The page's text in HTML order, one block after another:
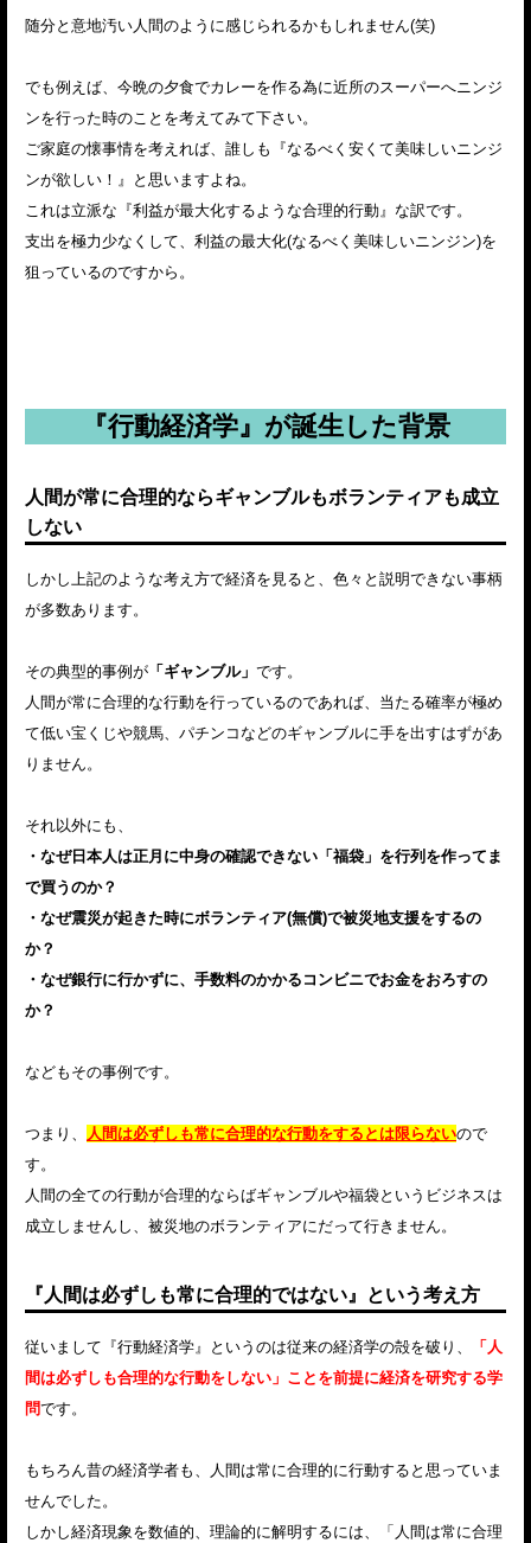
随分と意地汚い人間のように感じられるかもしれません(笑)
でも例えば、今晩の夕食でカレーを作る為に近所のスーパーへニンジ
ンを行った時のことを考えてみて下さい。
ご家庭の懐事情を考えれば、誰しも『なるべく安くて美味しいニンジ
ンが欲しい！』と思いますよね。
これは立派な『利益が最大化するような合理的行動』な訳です。
支出を極力少なくして、利益の最大化(なるべく美味しいニンジン)を
狙っているのですから。
『行動経済学』が誕生した背景
人間が常に合理的ならギャンブルもボランティアも成立
しない
しかし上記のような考え方で経済を見ると、色々と説明できない事柄
が多数あります。
その典型的事例が 「ギャンブル」 です。
人間が常に合理的な行動を行っているのであれば、当たる確率が極め
て低い宝くじや競馬、パチンコなどのギャンブルに手を出すはずがあ
りません。
それ以外にも、
・なぜ日本人は正月に中身の確認できない「福袋」を行列を作ってま
で買うのか？
・なぜ震災が起きた時にボランティア(無償)で被災地支援をするの
か？
・なぜ銀行に行かずに、手数料のかかるコンビニでお金をおろすの
か？
などもその事例です。
つまり、 人間は必ずしも常に合理的な行動をするとは限らないので
す。
人間の全ての行動が合理的ならばギャンブルや福袋というビジネスは
成立しませんし、被災地のボランティアにだって行きません。
『人間は必ずしも常に合理的ではない』という考え方
従いまして『行動経済学』というのは従来の経済学の殻を破り、
「人
間は必ずしも合理的な行動をしない」ことを前提に経済を研究する学
問です。
もちろん昔の経済学者も、人間は常に合理的に行動すると思っていま
せんでした。
しかし経済現象を数値的、理論的に解明するには、「人間は常に合理